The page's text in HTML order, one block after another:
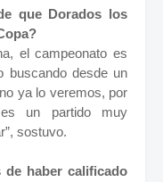
que Dorados los
el campeonato es
buscando desde un
ya lo veremos, por
un partido muy
sostuvo.
de haber calificado